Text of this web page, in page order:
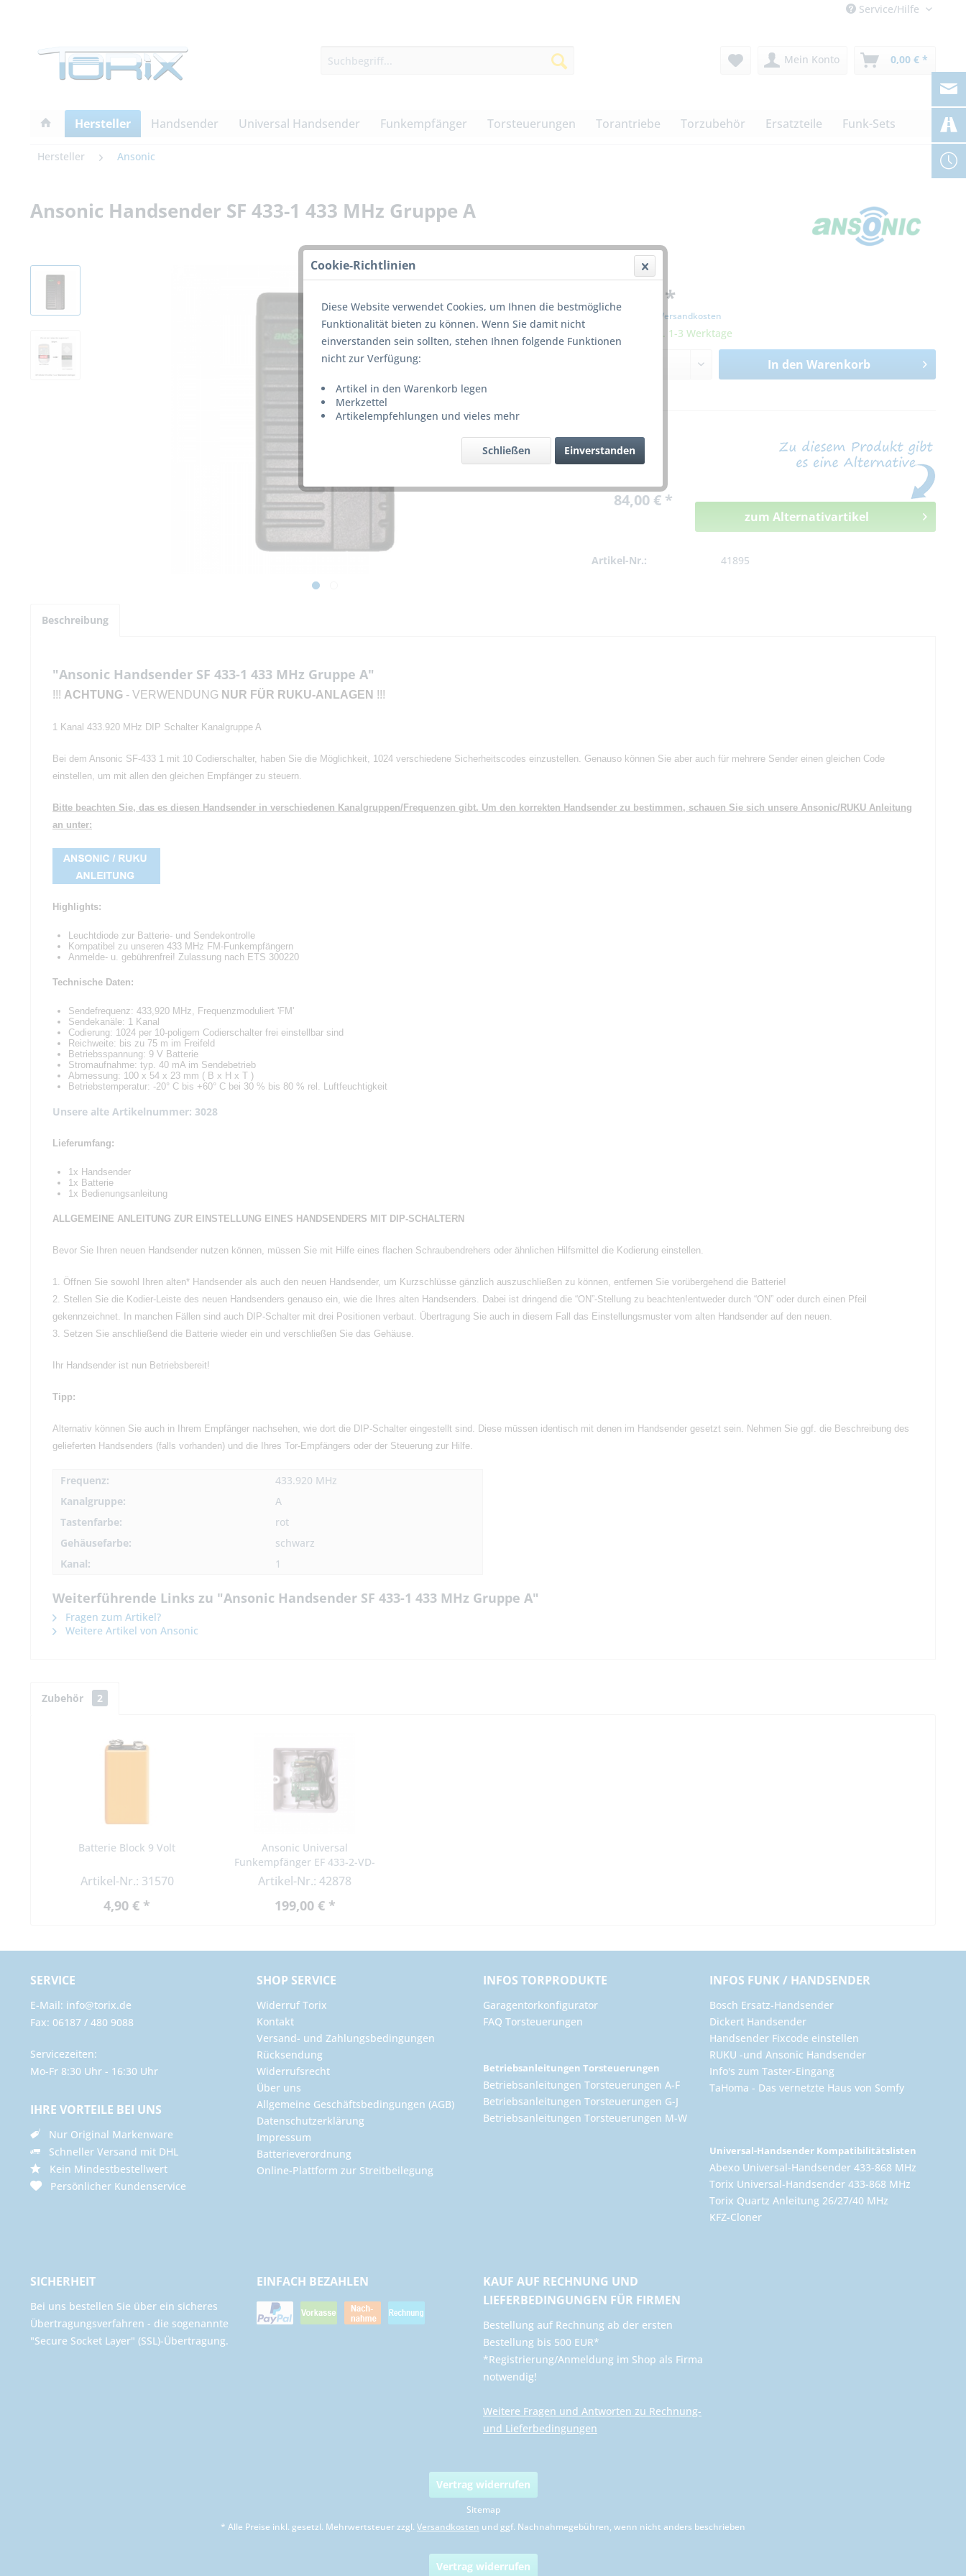
Service/Hilfe
Mein Konto 0,00 € *
Hersteller Handsender Universal Handsender Funkempfänger Torsteuerungen Torantriebe Torzubehör Ersatzteile Funk-Sets
Hersteller Ansonic
Ansonic Handsender SF 433-1 433 MHz Gruppe A
89,50 € *
inkl. MwSt. zzgl. Versandkosten
Lieferzeit ca. 1-3 Werktage
In den Warenkorb
84,00 € *
zum Alternativartikel
Artikel-Nr.: 41895
Beschreibung
"Ansonic Handsender SF 433-1 433 MHz Gruppe A"
!!! ACHTUNG - VERWENDUNG NUR FÜR RUKU-ANLAGEN !!!
1 Kanal 433.920 MHz DIP Schalter Kanalgruppe A
Bei dem Ansonic SF-433 1 mit 10 Codierschalter, haben Sie die Möglichkeit, 1024 verschiedene Sicherheitscodes einzustellen. Genauso können Sie aber auch für mehrere Sender einen gleichen Code
einstellen, um mit allen den gleichen Empfänger zu steuern.
Bitte beachten Sie, das es diesen Handsender in verschiedenen Kanalgruppen/Frequenzen gibt. Um den korrekten Handsender zu bestimmen, schauen Sie sich unsere Ansonic/RUKU Anleitung
an unter:
Highlights:
Leuchtdiode zur Batterie- und Sendekontrolle
Kompatibel zu unseren 433 MHz FM-Funkempfängern
Anmelde- u. gebührenfrei! Zulassung nach ETS 300220
Technische Daten:
Sendefrequenz: 433,920 MHz, Frequenzmoduliert 'FM'
Sendekanäle: 1 Kanal
Codierung: 1024 per 10-poligem Codierschalter frei einstellbar sind
Reichweite: bis zu 75 m im Freifeld
Betriebsspannung: 9 V Batterie
Stromaufnahme: typ. 40 mA im Sendebetrieb
Abmessung: 100 x 54 x 23 mm ( B x H x T )
Betriebstemperatur: -20° C bis +60° C bei 30 % bis 80 % rel. Luftfeuchtigkeit
Unsere alte Artikelnummer: 3028
Lieferumfang:
1x Handsender
1x Batterie
1x Bedienungsanleitung
ALLGEMEINE ANLEITUNG ZUR EINSTELLUNG EINES HANDSENDERS MIT DIP-SCHALTERN
Bevor Sie Ihren neuen Handsender nutzen können, müssen Sie mit Hilfe eines flachen Schraubendrehers oder ähnlichen Hilfsmittel die Kodierung einstellen.
1. Öffnen Sie sowohl Ihren alten* Handsender als auch den neuen Handsender, um Kurzschlüsse gänzlich auszuschließen zu können, entfernen Sie vorübergehend die Batterie!
2. Stellen Sie die Kodier-Leiste des neuen Handsenders genauso ein, wie die Ihres alten Handsenders. Dabei ist dringend die “ON”-Stellung zu beachten!entweder durch “ON” oder durch einen Pfeil
gekennzeichnet. In manchen Fällen sind auch DIP-Schalter mit drei Positionen verbaut. Übertragung Sie auch in diesem Fall das Einstellungsmuster vom alten Handsender auf den neuen.
3. Setzen Sie anschließend die Batterie wieder ein und verschließen Sie das Gehäuse.
Ihr Handsender ist nun Betriebsbereit!
Tipp:
Alternativ können Sie auch in Ihrem Empfänger nachsehen, wie dort die DIP-Schalter eingestellt sind. Diese müssen identisch mit denen im Handsender gesetzt sein. Nehmen Sie ggf. die Beschreibung des
gelieferten Handsenders (falls vorhanden) und die Ihres Tor-Empfängers oder der Steuerung zur Hilfe.
Frequenz:
433.920 MHz
Kanalgruppe:
A
Tastenfarbe:
rot
Gehäusefarbe:
schwarz
Kanal:
1
Weiterführende Links zu "Ansonic Handsender SF 433-1 433 MHz Gruppe A"
Fragen zum Artikel?
Weitere Artikel von Ansonic
Zubehör 2
Batterie Block 9 Volt
Artikel-Nr.: 31570
4,90 € *
Ansonic Universal
Funkempfänger EF 433-2-VD-
Multi
Artikel-Nr.: 42878
199,00 € *
SERVICE
E-Mail: info@torix.de
Fax: 06187 / 480 9088
Servicezeiten:
Mo-Fr 8:30 Uhr - 16:30 Uhr
IHRE VORTEILE BEI UNS
Nur Original Markenware
Schneller Versand mit DHL
Kein Mindestbestellwert
Persönlicher Kundenservice
SHOP SERVICE
Widerruf Torix
Kontakt
Versand- und Zahlungsbedingungen
Rücksendung
Widerrufsrecht
Über uns
Allgemeine Geschäftsbedingungen (AGB)
Datenschutzerklärung
Impressum
Batterieverordnung
Online-Plattform zur Streitbeilegung
INFOS TORPRODUKTE
Garagentorkonfigurator
FAQ Torsteuerungen
Betriebsanleitungen Torsteuerungen
Betriebsanleitungen Torsteuerungen A-F
Betriebsanleitungen Torsteuerungen G-J
Betriebsanleitungen Torsteuerungen M-W
INFOS FUNK / HANDSENDER
Bosch Ersatz-Handsender
Dickert Handsender
Handsender Fixcode einstellen
RUKU -und Ansonic Handsender
Info's zum Taster-Eingang
TaHoma - Das vernetzte Haus von Somfy
Universal-Handsender Kompatibilitätslisten
Abexo Universal-Handsender 433-868 MHz
Torix Universal-Handsender 433-868 MHz
Torix Quartz Anleitung 26/27/40 MHz
KFZ-Cloner
SICHERHEIT
Bei uns bestellen Sie über ein sicheres
Übertragungsverfahren - die sogenannte
"Secure Socket Layer" (SSL)-Übertragung.
EINFACH BEZAHLEN
KAUF AUF RECHNUNG UND
LIEFERBEDINGUNGEN FÜR FIRMEN
​Bestellung auf Rechnung ab der ersten
Bestellung bis 500 EUR*
*Registrierung/Anmeldung im Shop als Firma
notwendig!
Weitere Fragen und Antworten zu Rechnung-
und Lieferbedingungen
Vertrag widerrufen
Sitemap
* Alle Preise inkl. gesetzl. Mehrwertsteuer zzgl. Versandkosten und ggf. Nachnahmegebühren, wenn nicht anders beschrieben
Vertrag widerrufen
Cookie-Richtlinien
Diese Website verwendet Cookies, um Ihnen die bestmögliche
Funktionalität bieten zu können. Wenn Sie damit nicht
einverstanden sein sollten, stehen Ihnen folgende Funktionen
nicht zur Verfügung:
Artikel in den Warenkorb legen
Merkzettel
Artikelempfehlungen und vieles mehr
Einverstanden
Schließen